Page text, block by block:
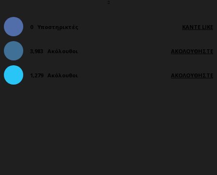
0 Υποστηρικτές ΚΆΝΤΕ LIKE
3,983 Ακόλουθοι ΑΚΟΛΟΥΘΉΣΤΕ
1,279 Ακόλουθοι ΑΚΟΛΟΥΘΉΣΤΕ